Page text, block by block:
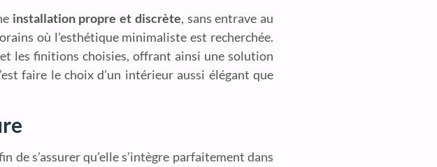
installation propre et discrète, sans entrave au
où l’esthétique minimaliste est recherchée.
les finitions choisies, offrant ainsi une solution
faire le choix d’un intérieur aussi élégant que
s’assurer qu’elle s’intègre parfaitement dans